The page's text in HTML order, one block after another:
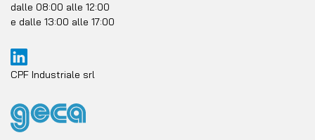
dalle 08:00 alle 12:00
e dalle 13:00 alle 17:00
CPF Industriale srl